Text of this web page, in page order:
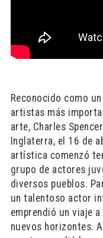
Reconocido como
artistas más
arte, Charles
Inglaterra, el 16 de
artística comenzó
grupo de actores
diversos pueblos.
un talentoso actor
emprendió un viaje
nuevos horizontes.